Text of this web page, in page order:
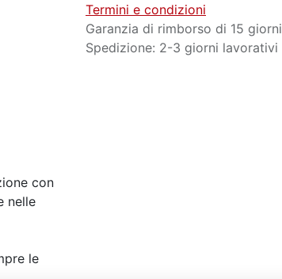
con
nelle
le
Termini e condizioni
Garanzia di rimborso di 15 giorni
Spedizione: 2-3 giorni lavorativi